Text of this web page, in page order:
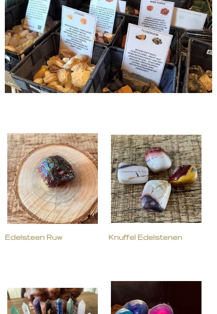
Edelsteen Ruw Knuffel Edelstenen